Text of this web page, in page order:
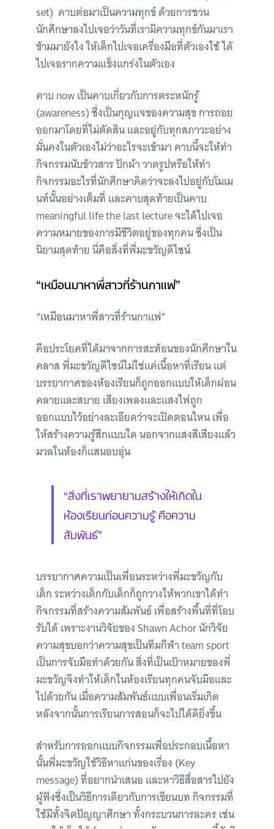
set) คาบต่อมาเป็นความทุกข์ ด้วยการชวน
นักศึกษาลงไปเจอว่าวันที่เรามีความทุกข์กันมาเรา
ข้ามมายังไง ให้เด็กไปเจอเครื่องมือที่ตัวเองใช้ ได้
ไปเจอรากความแข็งแกร่งในตัวเอง
คาบ now เป็นคาบเกี่ยวกับการตระหนักรู้
(awareness) ซึ่งเป็นกุญแจของความสุข การถอย
ออกมาโดยที่ไม่ตัดสิน และอยู่กับทุกสภาวะอย่าง
มั่นคงในตัวเองไม่ว่าอะไรจะเข้ามา คาบนี้จะให้ทำ
กิจกรรมนับข้าวสาร ปักผ้า วาดรูปหรือให้ทำ
กิจกรรมอะไรที่นักศึกษาคิดว่าจะลงไปอยู่กับโมเม
นท์นั้นอย่างเต็มที่ และคาบสุดท้ายเป็นคาบ
meaningful life the last lecture จะได้ไปเจอ
ความหมายของการมีชีวิตอยู่ของทุกคน ซึ่งเป็น
นิยามสุดท้าย นี่คือสิ่งที่พี่มะขวัญดีไซน์
“เหมือนมาหาพี่สาวที่ร้านกาแฟ”
“เหมือนมาหาพี่สาวที่ร้านกาแฟ”
คือประโยคที่ได้มาจากการสะท้อนของนักศึกษาใน
คลาส พี่มะขวัญดีไซน์ไม่ใช่แค่เนื้อหาที่เรียน แต่
บรรยากาศของห้องเรียนก็ถูกออกแบบให้เด็กผ่อน
คลายและสบาย เสียงเพลงและแสงไฟถูก
ออกแบบไว้อย่างละเอียดว่าจะเปิดตอนไหน เพื่อ
ให้สร้างความรู้สึกแบบใด นอกจากแสงสีเสียงแล้ว
มวลในห้องก็แสนอบอุ่น
“สิ่งที่เราพยายามสร้างให้เกิดใน
ห้องเรียนก่อนความรู้ คือความ
สัมพันธ์”
บรรยากาศความเป็นเพื่อนระหว่างพี่มะขวัญกับ
เด็ก ระหว่างเด็กกับเด็กก็ถูกวางให้พวกเขาได้ทำ
กิจกรรมที่สร้างความสัมพันธ์ เพื่อสร้างพื้นที่ที่โอบ
รับได้ เพราะงานวิจัยของ Shawn Achor นักวิจัย
ความสุขบอกว่าความสุขเป็นทีมกีฬา team sport
เป็นการจับมือทำด้วยกัน สิ่งที่เป็นเป้าหมายของพี่
มะขวัญจึงทำให้เด็กในห้องเรียนทุกคนจับมือและ
ไปด้วยกัน เมื่อความสัมพันธ์แบบเพื่อนเริ่มเกิด
หลังจากนั้นการเรียนการสอนก็จะไปได้ดียิ่งขึ้น
สำหรับการออกแบบกิจกรรมเพื่อประกอบเนื้อหา
นั้นพี่มะขวัญใช้วิธีหาแก่นของเรื่อง (Key
message) ที่อยากนำเสนอ และหาวิธีสื่อสารไปยัง
ผู้ฟังซึ่งเป็นวิธีการเดียวกับการเขียนบท กิจกรรมที่
ใช้มีทั้งจิตปัญญาศึกษา ทั้งกระบวนการละคร เช่น